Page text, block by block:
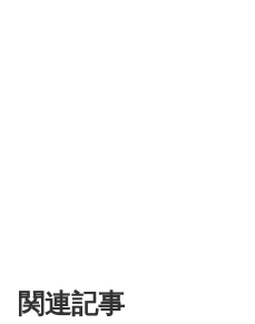
関連記事